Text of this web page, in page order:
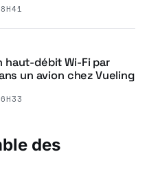
haut-débit Wi-Fi par
un avion chez Vueling
des